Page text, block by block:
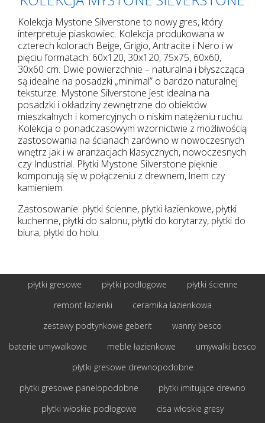
Kolekcja Mystone Silverstone to nowy gres, który
interpretuje piaskowiec. Kolekcja produkowana w
czterech kolorach Beige, Grigio, Antracite i Nero i w
pięciu formatach: 60x120, 30x120, 75x75, 60x60,
30x60 cm. Dwie powierzchnie – naturalna i błyszcząca
są idealne na posadzki „minimal” o bardzo naturalnej
teksturze. Mystone Silverstone jest idealna na
posadzki i okładziny zewnętrzne do obiektów
mieszkalnych i komercyjnych o niskim natężeniu ruchu.
Kolekcja o ponadczasowym wzornictwie z możliwością
zastosowania na ścianach zarówno w nowoczesnych
wnętrz jak i w aranżacjach klasycznych, nowoczesnych
czy Industrial. Płytki Mystone Silverstone pięknie
komponują się w połączeniu z drewnem, lnem czy
kamieniem.
Zastosowanie: płytki ścienne, płytki łazienkowe, płytki
kuchenne, płytki do salonu, płytki do korytarzy, płytki do
biura, płytki do holu.
płytki gresowe płytki podłogowe
płytki ścienne
remont łazienki
ceramika łazienkowa
zestawy podtynkowe geberit
wanny besco
baterie umywalkowe
meble łazienkowe
umywalki besco
płytki gresowe drewnopodobne
płytki gresowe panelopodobne
płytki imitujące drewno
płytki włoskie podłogowe
cisa włoskie gresy